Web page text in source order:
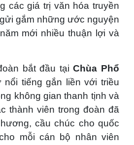
các giá trị văn hóa truyền
gắm những ước nguyện
mới nhiều thuận lợi và
bắt đầu tạiChùa Phổ
nổi tiếng gắn liền với triều
không gian thanh tịnh và
thành viên trong đoàn đã
cầu chúc cho quốc
mỗi cán bộ nhân viên